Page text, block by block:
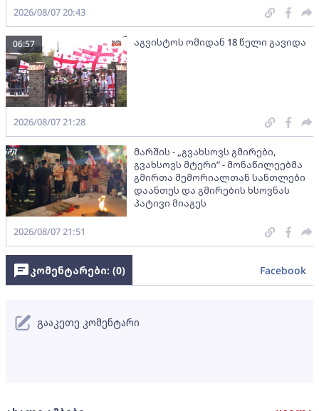
2026/08/07 20:43
აგვისტოს ომიდან 18 წელი გავიდა
06:57
2026/08/07 21:28
მარშის - „გვახსოვს გმირები,
გვახსოვს მტერი” - მონაწილეებმა
გმირთა მემორიალთან სანთლები
დაანთეს და გმირების ხსოვნას
პატივი მიაგეს
2026/08/07 21:51
კომენტარები: (0) Facebook
გააკეთე კომენტარი